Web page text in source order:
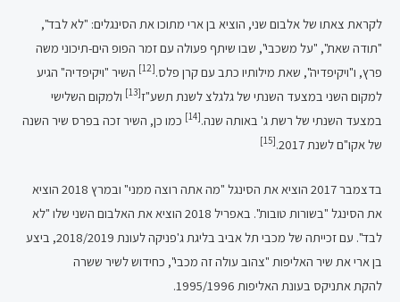
לקראת צאתו של אלבום שני, הוציא בן ארי מתוכו את הסינגלים: "לא לבד",
"תודה שאת", "על משכבי", שבו שיתף פעולה עם זמר הפופ הים-תיכוני משה
פרץ, ו"ויקיפדיה", שאת מילותיו כתב עם קרן פלס.[12]
השיר "ויקיפדיה" הגיע
למקום השני במצעד השנתי של גלגלצ לשנת תשע"ז[13]
ולמקום השלישי
במצעד השנתי של רשת ג' באותה שנה.[14]
כמו כן, השיר זכה בפרס שיר השנה
של אקו"ם לשנת 2017.
[15]
בדצמבר 2017 הוציא את הסינגל "מה אתה רוצה ממני" ובמרץ 2018 הוציא
את הסינגל "בשורות טובות". באפריל 2018 הוציא את האלבום השני שלו "לא
לבד". עם זכייתה של מכבי תל אביב בליגת ג'פניקה לעונת 2018/2019, ביצע
בן ארי את שיר האליפות "צהוב עולה זה מכבי", כחידוש לשיר ששרה
להקת אתניקס בעונת האליפות 1995/1996.